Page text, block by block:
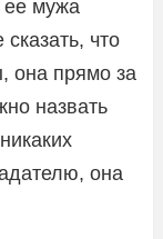
ее мужа
что
она прямо за
назвать
она